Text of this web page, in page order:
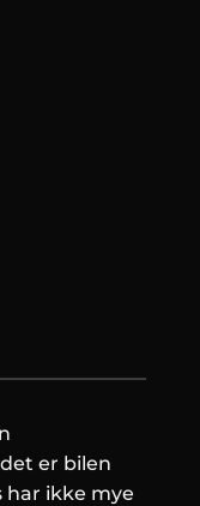
er bilen
har ikke mye